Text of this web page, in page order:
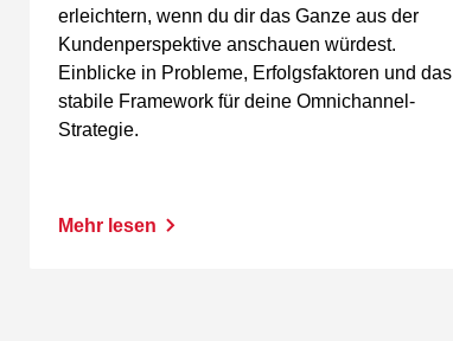
erleichtern, wenn du dir das Ganze aus der
Kundenperspektive anschauen würdest.
Einblicke in Probleme, Erfolgsfaktoren und das
stabile Framework für deine Omnichannel-
Strategie.
Mehr lesen